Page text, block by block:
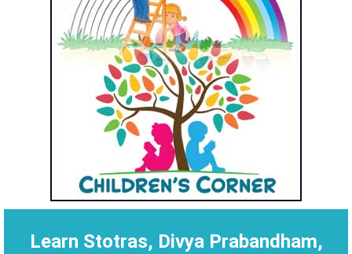
Learn Stotras, Divya Prabandham,